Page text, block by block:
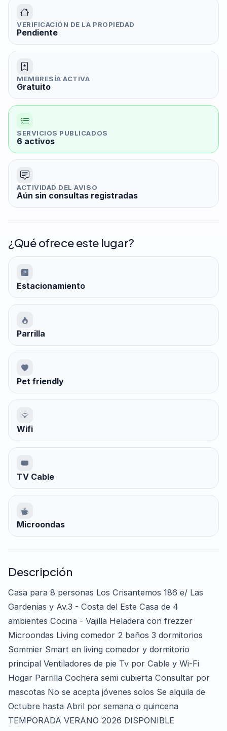
VERIFICACIÓN DE LA PROPIEDAD
Pendiente
MEMBRESÍA ACTIVA
Gratuito
SERVICIOS PUBLICADOS
6 activos
ACTIVIDAD DEL AVISO
Aún sin consultas registradas
¿Qué ofrece este lugar?
Estacionamiento
Parrilla
Pet friendly
Wifi
TV Cable
Microondas
Descripción
Casa para 8 personas Los Crisantemos 186 e/ Las
Gardenias y Av.3 - Costa del Este Casa de 4
ambientes Cocina - Vajilla Heladera con frezzer
Microondas Living comedor 2 baños 3 dormitorios
Sommier Smart en living comedor y dormitorio
principal Ventiladores de pie Tv por Cable y Wi-Fi
Hogar Parrilla Cochera semi cubierta Consultar por
mascotas No se acepta jóvenes solos Se alquila de
Octubre hasta Abril por semana o quincena
TEMPORADA VERANO 2026 DISPONIBLE